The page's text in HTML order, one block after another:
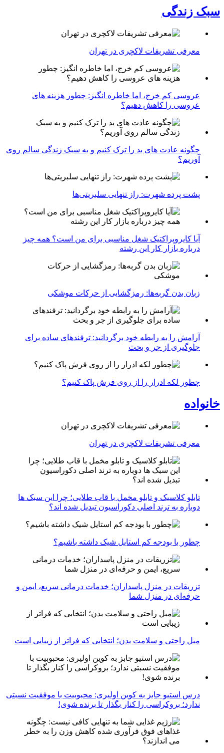
سبک زندگی
معرفی تشریفات لاکچری در تهران
عروسی کم خرج، اما خاطره انگیز: چطور هزینه های
عروسی را کاهش دهیم؟
چگونه عادت‌ های بد را ترک کنیم و به سبک زندگی سالم روی
آوریم؟
پشت پرده شهرت: راز تنهایی سلبریتی‌ها
آیا کایروپراکتیک شغل مناسبی برای من است؟ همه چیز
درباره بازار کار این رشته
زبان بدن گربه‌ها: رمزگشایی از حرکات موشکی
آرامش را به رابطه خود برگردانید: ترفندهای ساده برای
جلوگیری از جر و بحث
چطور لکه ادرار را از روی فرش پاک کنیم؟
خانواده
معرفی تشریفات لاکچری در تهران
تابلو کلاسیک و تابلو مخمل با قاب طلایی؛ چرا این سبک ها
دوباره به ترند اصلی دکوراسیون تبدیل شده اند؟
چطور با بودجه کم استایل شیک داشته باشیم؟
تزریقات در منزل پاسداران؛ خدمات درمانی سریع، ایمن و
حرفه‌ای در منزل شما
مبل راحتی و سلامت بدن؛ انتخابی که فراتر از زیبایی است
درس استیو جابز به کوین اولیری: محبوبیت با موفقیت نسبتی
ندارد؛ بروکراسی را کنار بگذار تا برنده شوی!